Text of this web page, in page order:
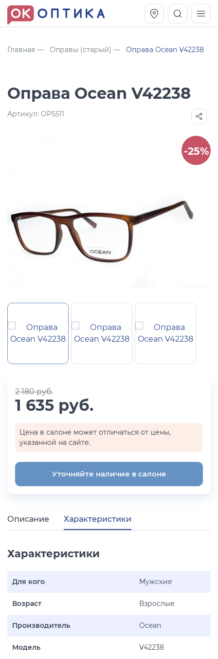
Главная Оправы (старый) Оправа Ocean V42238
Оправа Ocean V42238
Артикул: OP5511
-25%
2 180 руб.
1 635 руб.
Цена в салоне может отличаться от цены,
указанной на сайте.
Уточняйте наличие в салоне
Описание Характеристики
Характеристики
Для кого Мужские
Возраст Взрослые
Производитель Ocean
Модель V42238
Оправа Vogue OVO 4025